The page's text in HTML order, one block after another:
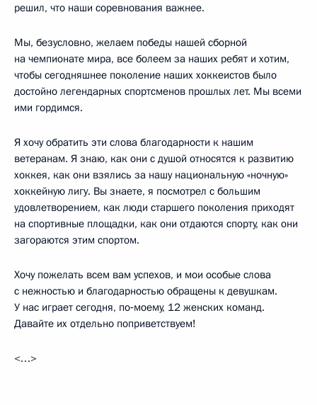
решил, что наши соревнования важнее.
Мы, безусловно, желаем победы нашей сборной
на чемпионате мира, все болеем за наших ребят и хотим,
чтобы сегодняшнее поколение наших хоккеистов было
достойно легендарных спортсменов прошлых лет. Мы всеми
ими гордимся.
Я хочу обратить эти слова благодарности к нашим
ветеранам. Я знаю, как они с душой относятся к развитию
хоккея, как они взялись за нашу национальную «ночную»
хоккейную лигу. Вы знаете, я посмотрел с большим
удовлетворением, как люди старшего поколения приходят
на спортивные площадки, как они отдаются спорту, как они
загораются этим спортом.
Хочу пожелать всем вам успехов, и мои особые слова
с нежностью и благодарностью обращены к девушкам.
У нас играет сегодня, по‑моему, 12 женских команд.
Давайте их отдельно поприветствуем!
<…>